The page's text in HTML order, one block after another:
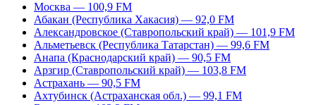
Москва — 100,9 FM
Абакан (Республика Хакасия) — 92,0 FM
Александровское (Ставропольский край) — 101,9 FM
Альметьевск (Республика Татарстан) — 99,6 FM
Анапа (Краснодарский край) — 90,5 FM
Арзгир (Ставропольский край) — 103,8 FM
Астрахань — 90,5 FM
Ахтубинск (Астраханская обл.) — 99,1 FM